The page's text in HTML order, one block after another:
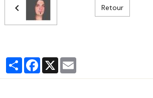
Retour
PartagerFacebook
X